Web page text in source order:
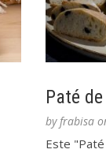
Paté
byfrabisa
Este